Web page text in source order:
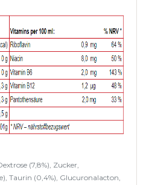
(7,8%), Zucker,
Taurin (0,4%), Glucuronalacton,